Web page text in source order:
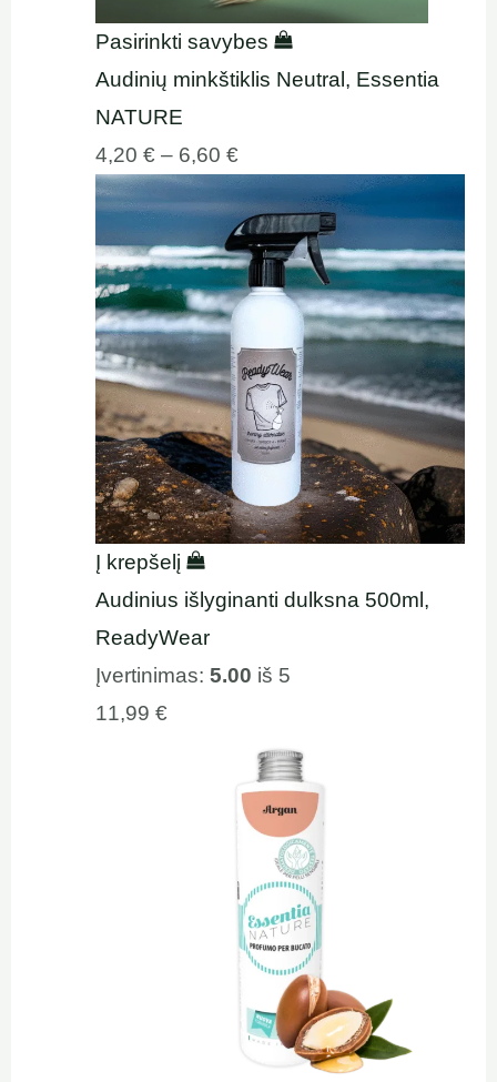
Pasirinkti savybes
Audinių minkštiklis Neutral, Essentia
NATURE
4,20€ – 6,60€
Į krepšelį
Audinius išlyginanti dulksna 500ml,
ReadyWear
Įvertinimas:5.00 iš 5
11,99€